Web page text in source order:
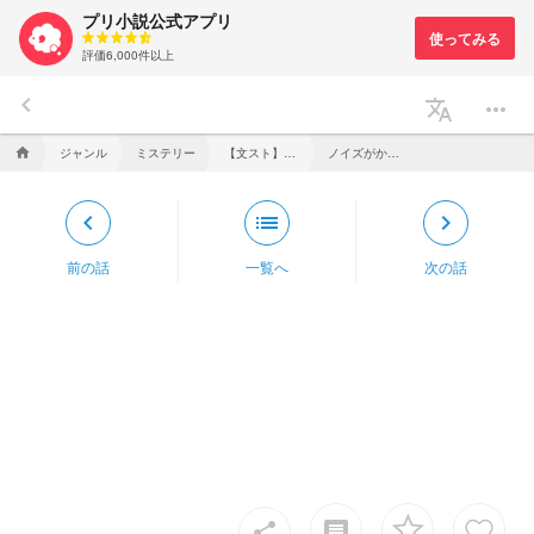
プリ小説公式アプリ
評価6,000件以上
keyboard_arrow_left translate more_horiz
home ジャンル ミステリー ノイズがかッた記録
keyboard_arrow_left
前の話
list
一覧へ
keyboard_arrow_right
次の話